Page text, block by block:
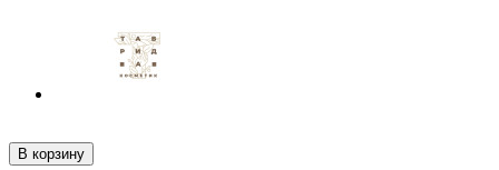
В корзину